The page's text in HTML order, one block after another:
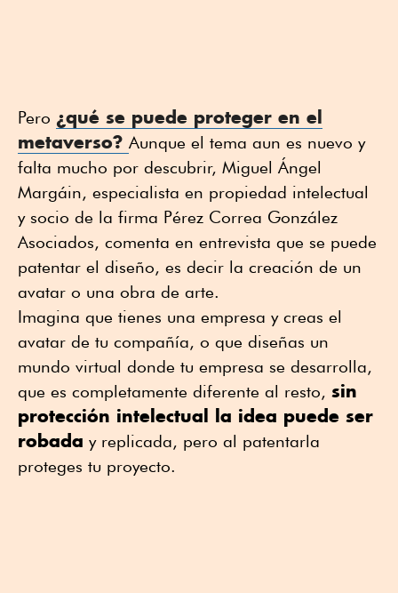
Pero ¿qué se puede proteger en el
metaverso? Aunque el tema aun es nuevo y
falta mucho por descubrir, Miguel Ángel
Margáin, especialista en propiedad intelectual
y socio de la firma Pérez Correa González
Asociados, comenta en entrevista que se puede
patentar el diseño, es decir la creación de un
avatar o una obra de arte.
Imagina que tienes una empresa y creas el
avatar de tu compañía, o que diseñas un
mundo virtual donde tu empresa se desarrolla,
que es completamente diferente al resto, sin
protección intelectual la idea puede ser
robada y replicada, pero al patentarla
proteges tu proyecto.